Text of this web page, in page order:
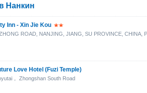
Нанкин
Inn - Xin Jie Kou
ROAD, NANJING, JIANG, SU PROVINCE, CHINA,
Love Hotel (Fuzi Temple)
， Zhongshan South Road